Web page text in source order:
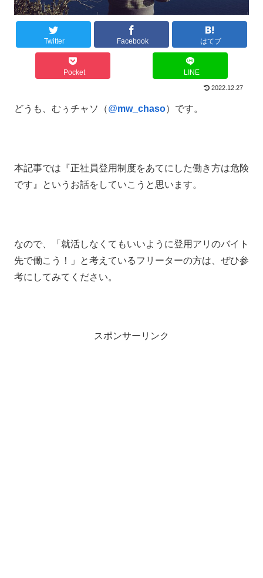
Twitter Facebook はてブ
Pocket LINE
2022.12.27
どうも、むぅチャソ（@mw_chaso）です。
本記事では『正社員登用制度をあてにした働き方は危険
です』というお話をしていこうと思います。
なので、「就活しなくてもいいように登用アリのバイト
先で働こう！」と考えているフリーターの方は、ぜひ参
考にしてみてください。
スポンサーリンク